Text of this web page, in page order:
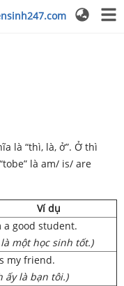
là “thì, là, ở”. Ở thì
là am/ is/ are
Ví dụ
a good student.
là một học sinh tốt.)
my friend.
ấy là bạn tôi.)